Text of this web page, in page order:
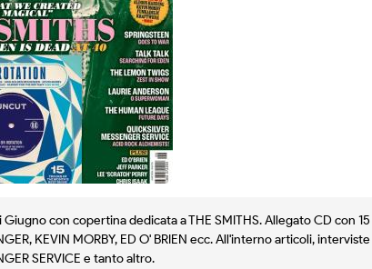
Giugno con copertina dedicata a THE SMITHS. Allegato CD con
KEVIN MORBY, ED O' BRIEN ecc. All'interno articoli,
SERVICE e tanto altro.